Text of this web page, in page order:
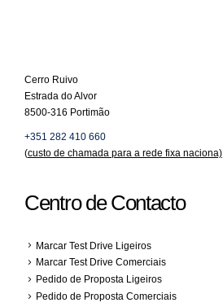
Cerro Ruivo
Estrada do Alvor
8500-316 Portimão
+351 282 410 660
(custo de chamada para a rede fixa naciona)
Centro de Contacto
Marcar Test Drive Ligeiros
Marcar Test Drive Comerciais
Pedido de Proposta Ligeiros
Pedido de Proposta Comerciais